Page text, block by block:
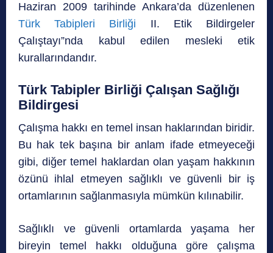
Haziran 2009 tarihinde Ankara’da düzenlenen
Türk Tabipleri Birliği II. Etik Bildirgeler
Çalıştayı”nda kabul edilen mesleki etik
kurallarındandır.
Türk Tabipler Birliği Çalışan Sağlığı
Bildirgesi
Çalışma hakkı en temel insan haklarından biridir.
Bu hak tek başına bir anlam ifade etmeyeceği
gibi, diğer temel haklardan olan yaşam hakkının
özünü ihlal etmeyen sağlıklı ve güvenli bir iş
ortamlarının sağlanmasıyla mümkün kılınabilir.
Sağlıklı ve güvenli ortamlarda yaşama her
bireyin temel hakkı olduğuna göre çalışma